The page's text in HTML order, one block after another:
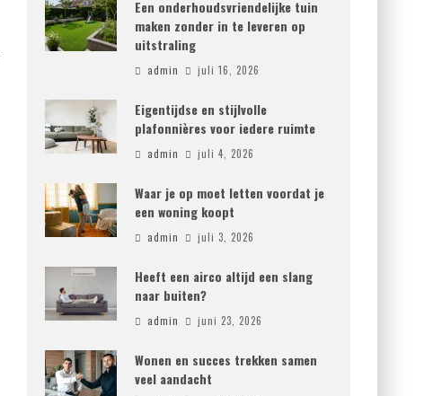
Een onderhoudsvriendelijke tuin
maken zonder in te leveren op
uitstraling
admin juli 16, 2026
Eigentijdse en stijlvolle
plafonnières voor iedere ruimte
admin juli 4, 2026
Waar je op moet letten voordat je
een woning koopt
admin juli 3, 2026
Heeft een airco altijd een slang
naar buiten?
admin juni 23, 2026
Wonen en succes trekken samen
veel aandacht